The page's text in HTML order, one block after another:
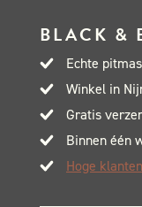
Classic
aantal
BLACK &
Echte
Winkel in
Gratis
Binnen één
Hoge